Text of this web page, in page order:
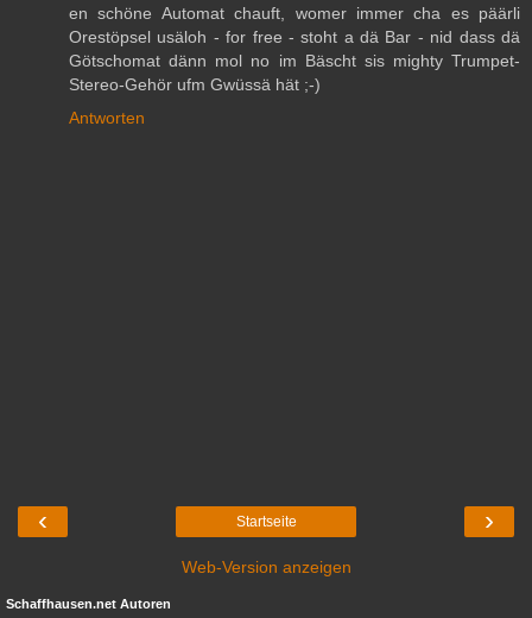
en schöne Automat chauft, womer immer cha es päärli
Orestöpsel usäloh - for free - stoht a dä Bar - nid dass dä
Götschomat dänn mol no im Bäscht sis mighty Trumpet-
Stereo-Gehör ufm Gwüssä hät ;-)
Antworten
‹ ›
Startseite
Web-Version anzeigen
Schaffhausen.net Autoren